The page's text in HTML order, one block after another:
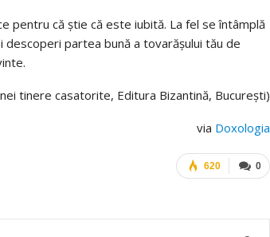
pentru că ştie că este iubită. La fel se întâmplă
descoperi partea bună a tovarăşului tău de
tinere casatorite, Editura Bizantină, București)
via Doxologia
0
620